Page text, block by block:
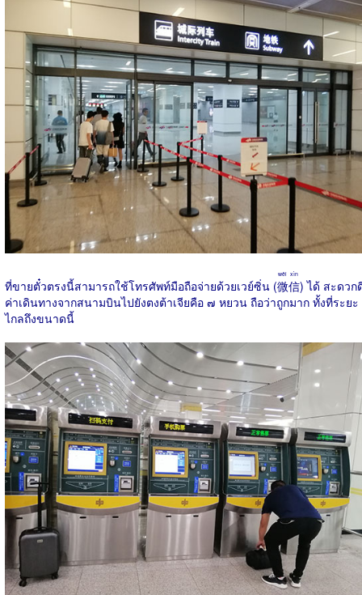
ที่ขายตั๋วตรงนี้สามารถใช้โทรศัพท์มือถือจ่ายด้วยเวย์ซิ่น (微信
wēi xìn
) ได้ สะดวก
ค่าเดินทางจากสนามบินไปยังตงต้าเจียคือ ๗ หยวน ถือว่าถูกมาก ทั้งที่ระยะ
ไกลถึงขนาดนี้